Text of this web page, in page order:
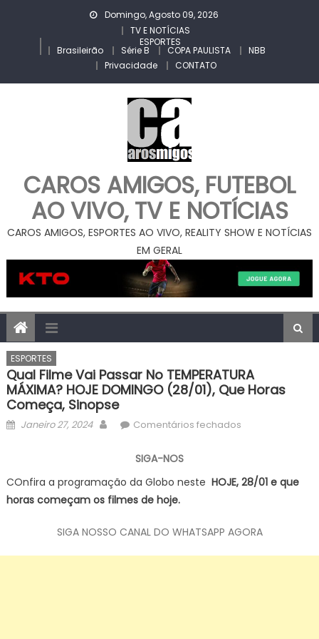
Domingo, Agosto 09, 2026
TV E NOTÍCIAS
ESPORTES
Brasileirão Série B COPA PAULISTA
NBB
Privacidade
CONTATO
CAROS AMIGOS, FUTEBOL
AO VIVO, TV E NOTÍCIAS
CAROS AMIGOS, ESPORTES AO VIVO, REALITY SHOW E NOTÍCIAS
EM GERAL
ESPORTES
Qual Filme Vai Passar No TEMPERATURA
MÁXIMA? HOJE DOMINGO (28/01), Que Horas
Começa, Sinopse
Posted
Janeiro 27, 2024 AuthorComentários fechadosem
passar
MÁXIMA?
HOJE
SIGA-NOS
COnfira a programação da Globo neste HOJE, 28/01 e que
horas começam os filmes de hoje.
SIGA NOSSO CANAL DO WHATSAPP AGORA